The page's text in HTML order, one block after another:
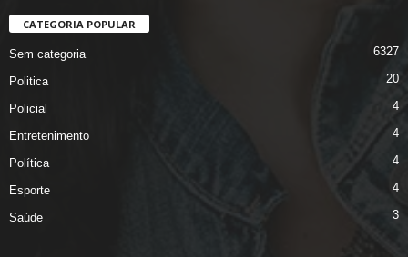
CATEGORIA POPULAR
Sem categoria 6327
Politica 20
Policial 4
Entretenimento 4
Política 4
Esporte 4
Saúde 3